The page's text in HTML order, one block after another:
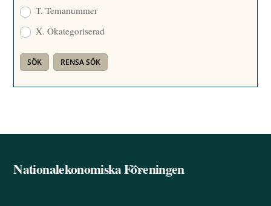
T. Temanummer
X. Okategoriserad
Back
Nationalekonomiska Föreningen